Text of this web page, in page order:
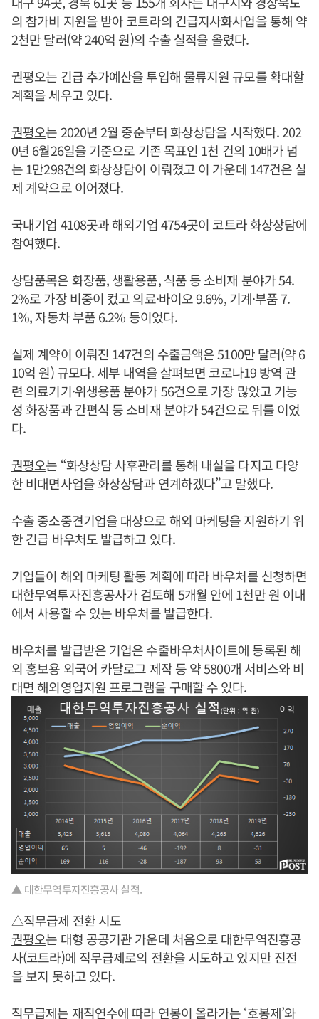
의 참가비 지원을 받아 코트라의 긴급지사화사업을 통해 약
2천만 달러(약 240억 원)의 수출 실적을 올렸다.
권평오는 긴급 추가예산을 투입해 물류지원 규모를 확대할
계획을 세우고 있다.
권평오는 2020년 2월 중순부터 화상상담을 시작했다. 202
0년 6월26일을 기준으로 기존 목표인 1천 건의 10배가 넘
는 1만298건의 화상상담이 이뤄졌고 이 가운데 147건은 실
제 계약으로 이어졌다.
국내기업 4108곳과 해외기업 4754곳이 코트라 화상상담에
참여했다.
상담품목은 화장품, 생활용품, 식품 등 소비재 분야가 54.
2%로 가장 비중이 컸고 의료·바이오 9.6%, 기계·부품 7.
1%, 자동차 부품 6.2% 등이었다.
실제 계약이 이뤄진 147건의 수출금액은 5100만 달러(약 6
10억 원) 규모다. 세부 내역을 살펴보면 코로나19 방역 관
련 의료기기·위생용품 분야가 56건으로 가장 많았고 기능
성 화장품과 간편식 등 소비재 분야가 54건으로 뒤를 이었
다.
권평오는 “화상상담 사후관리를 통해 내실을 다지고 다양
한 비대면사업을 화상상담과 연계하겠다”고 말했다.
수출 중소중견기업을 대상으로 해외 마케팅을 지원하기 위
한 긴급 바우처도 발급하고 있다.
기업들이 해외 마케팅 활동 계획에 따라 바우처를 신청하면
대한무역투자진흥공사가 검토해 5개월 안에 1천만 원 이내
에서 사용할 수 있는 바우처를 발급한다.
바우처를 발급받은 기업은 수출바우처사이트에 등록된 해
외 홍보용 외국어 카달로그 제작 등 약 5800개 서비스와 비
대면 해외영업지원 프로그램을 구매할 수 있다.
▲ 대한무역투자진흥공사 실적.
△직무급제 전환 시도
권평오는 대형 공공기관 가운데 처음으로 대한무역진흥공
사(코트라)에 직무급제로의 전환을 시도하고 있지만 진전
을 보지 못하고 있다.
직무급제는 재직연수에 따라 연봉이 올라가는 ‘호봉제’와